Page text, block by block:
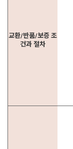
교환/반품/보증 조
건과 절차